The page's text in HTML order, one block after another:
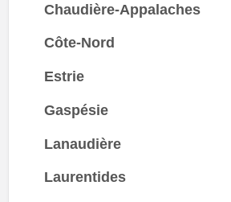
Chaudière-Appalaches
Côte-Nord
Estrie
Gaspésie
Lanaudière
Laurentides